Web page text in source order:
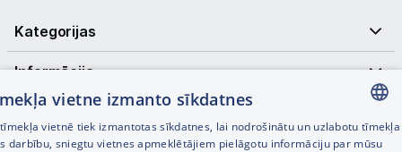
Kategorijas
Informācija
Noderīgas saites
LATVIAN
vietne izmanto sīkdatnes
vietnē tiek izmantotas sīkdatnes, lai nodrošinātu un uzlabotu tīmekļa
darbību, sniegtu vietnes apmeklētājiem pielāgotu informāciju par mūsu